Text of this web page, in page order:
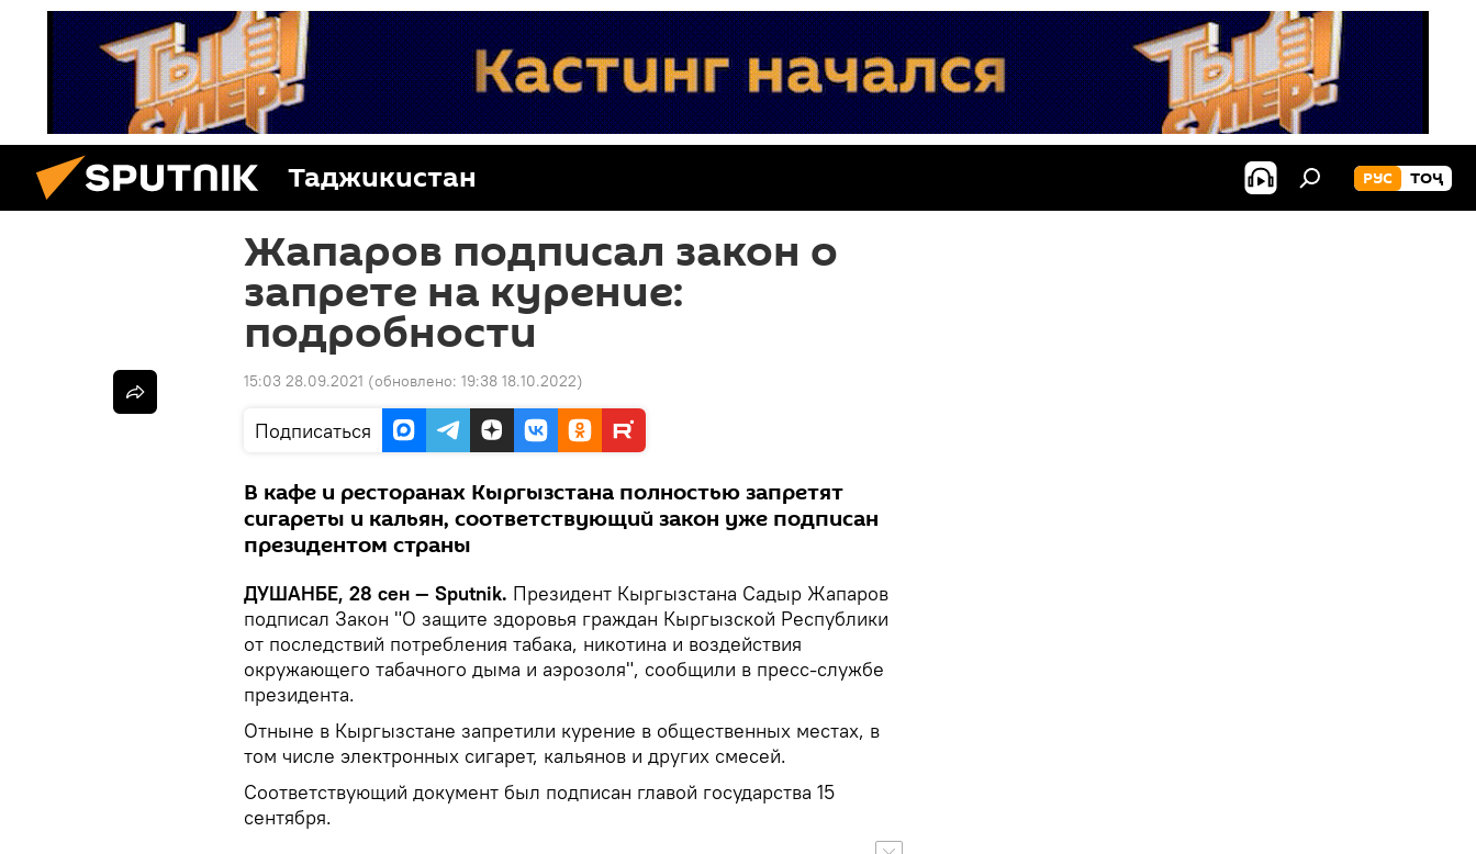
Таджикистан РУС ТОҶ
Жапаров подписал закон о
запрете на курение:
подробности
15:03 28.09.2021 (обновлено: 19:38 18.10.2022)
Подписаться
В кафе и ресторанах Кыргызстана полностью запретят
сигареты и кальян, соответствующий закон уже подписан
президентом страны
ДУШАНБЕ, 28 сен — Sputnik. Президент Кыргызстана Садыр Жапаров
подписал Закон "О защите здоровья граждан Кыргызской Республики
от последствий потребления табака, никотина и воздействия
окружающего табачного дыма и аэрозоля", сообщили в пресс-службе
президента.
Отныне в Кыргызстане запретили курение в общественных местах, в
том числе электронных сигарет, кальянов и других смесей.
Соответствующий документ был подписан главой государства 15
сентября.